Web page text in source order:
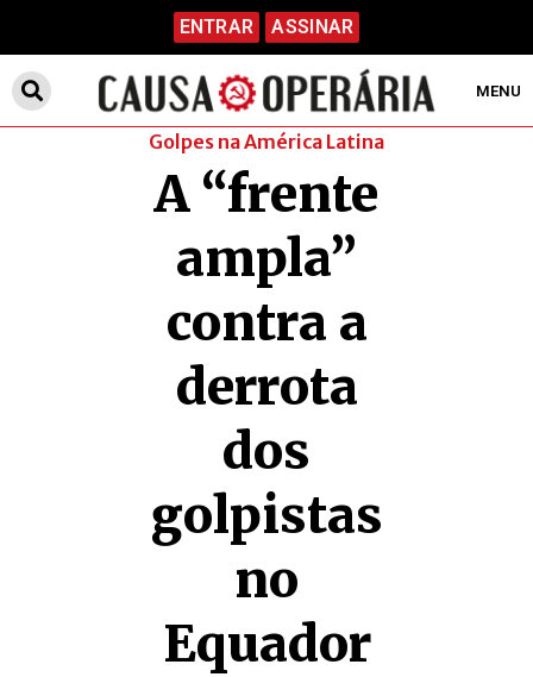
ENTRAR ASSINAR
MENU
Golpes na América Latina
A “frente
ampla”
contra a
derrota
dos
golpistas
no
Equador